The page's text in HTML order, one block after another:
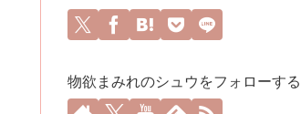
物欲まみれのシュウをフォローする